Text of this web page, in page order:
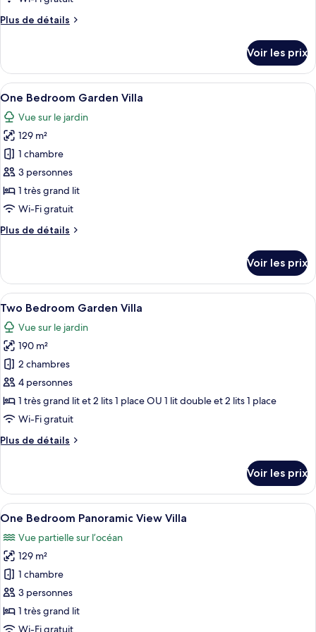
chambre :
1
Private
Pool
Plus de détails
Plus
le
type
de
chambre
Bedroom
Suite
Private
Pool
Voir les prix
Afficher
toutes
les
photos
pour
ce
type
de
chambre :
One
Villa
Un espace piscine extérieur
10
One Bedroom Garden Villa
Vue sur le jardin
129 m²
1 chambre
3 personnes
1 très grand lit
Wi-Fi gratuit
Plus de détails
Plus
le
type
de
chambre
One
Bedroom
Garden
Villa
Voir les prix
Afficher
toutes
les
photos
pour
ce
type
de
chambre :
Two
Villa
Une maison moderne avec une
10
Two Bedroom Garden Villa
Vue sur le jardin
190 m²
2 chambres
4 personnes
1 très grand lit et 2 lits 1 place OU 1 lit double et 2 lits 1 place
Wi-Fi gratuit
Plus de détails
Plus
le
type
de
Two
Bedroom
Garden
Villa
Voir les prix
Afficher
toutes
les
photos
pour
ce
type
de
Une chambre moderne avec un mur
12
One Bedroom Panoramic View Villa
Vue partielle sur l’océan
129 m²
1 chambre
3 personnes
1 très grand lit
Wi-Fi gratuit